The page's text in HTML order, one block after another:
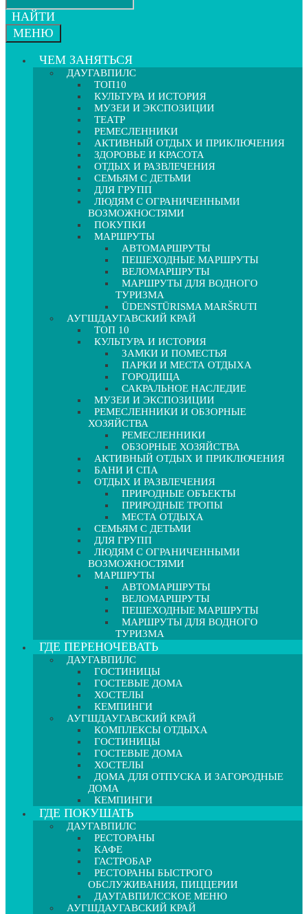
НАЙТИ
МЕНЮ
ЧЕМ ЗАНЯТЬСЯ
ДАУГАВПИЛС
ТОП10
КУЛЬТУРА И ИСТОРИЯ
МУЗЕИ И ЭКСПОЗИЦИИ
ТЕАТР
РЕМЕСЛЕННИКИ
АКТИВНЫЙ ОТДЫХ И ПРИКЛЮЧЕНИЯ
ЗДОРОВЬЕ И КРАСОТА
ОТДЫХ И РАЗВЛЕЧЕНИЯ
СЕМЬЯМ С ДЕТЬМИ
ДЛЯ ГРУПП
ЛЮДЯМ С ОГРАНИЧЕННЫМИ
ВОЗМОЖНОСТЯМИ
ПОКУПКИ
МАРШРУТЫ
АВТОМАРШРУТЫ
ПЕШЕХОДНЫЕ МАРШРУТЫ
ВЕЛОМАРШРУТЫ
МАРШРУТЫ ДЛЯ ВОДНОГО
ТУРИЗМА
ŪDENSTŪRISMA MARŠRUTI
АУГШДАУГАВСКИЙ КРАЙ
ТОП 10
КУЛЬТУРА И ИСТОРИЯ
ЗАМКИ И ПОМЕСТЬЯ
ПАРКИ И МЕСТА ОТДЫХА
ГОРОДИЩА
САКРАЛЬНОЕ НАСЛЕДИЕ
МУЗЕИ И ЭКСПОЗИЦИИ
РЕМЕСЛЕННИКИ И ОБЗОРНЫЕ
ХОЗЯЙСТВА
РЕМЕСЛЕННИКИ
ОБЗОРНЫЕ ХОЗЯЙСТВА
АКТИВНЫЙ ОТДЫХ И ПРИКЛЮЧЕНИЯ
БАНИ И СПА
ОТДЫХ И РАЗВЛЕЧЕНИЯ
ПРИРОДНЫЕ ОБЪЕКТЫ
ПРИРОДНЫЕ ТРОПЫ
МЕСТА ОТДЫХА
СЕМЬЯМ С ДЕТЬМИ
ДЛЯ ГРУПП
ЛЮДЯМ С ОГРАНИЧЕННЫМИ
ВОЗМОЖНОСТЯМИ
МАРШРУТЫ
АВТОМАРШРУТЫ
ВЕЛОМАРШРУТЫ
ПЕШЕХОДНЫЕ МАРШРУТЫ
МАРШРУТЫ ДЛЯ ВОДНОГО
ТУРИЗМА
ГДЕ ПЕРЕНОЧЕВАТЬ
ДАУГАВПИЛС
ГОСТИНИЦЫ
ГОСТЕВЫЕ ДОМА
ХОСТЕЛЫ
КЕМПИНГИ
АУГШДАУГАВСКИЙ КРАЙ
КОМПЛЕКСЫ ОТДЫХА
ГОСТИНИЦЫ
ГОСТЕВЫЕ ДОМА
ХОСТЕЛЫ
ДОМА ДЛЯ ОТПУСКА И ЗАГОРОДНЫЕ
ДОМА
КЕМПИНГИ
ГДЕ ПОКУШАТЬ
ДАУГАВПИЛС
РЕСТОРАНЫ
КАФЕ
ГАСТРОБАР
РЕСТОРАНЫ БЫСТРОГО
ОБСЛУЖИВАНИЯ, ПИЦЦЕРИИ
ДАУГАВПИЛССКОЕ МЕНЮ
АУГШДАУГАВСКИЙ КРАЙ